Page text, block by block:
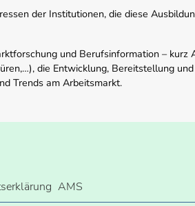
der Institutionen, die diese
und Berufsinformation – kurz
die Entwicklung, Bereitstellung
Trends am Arbeitsmarkt.
AMS